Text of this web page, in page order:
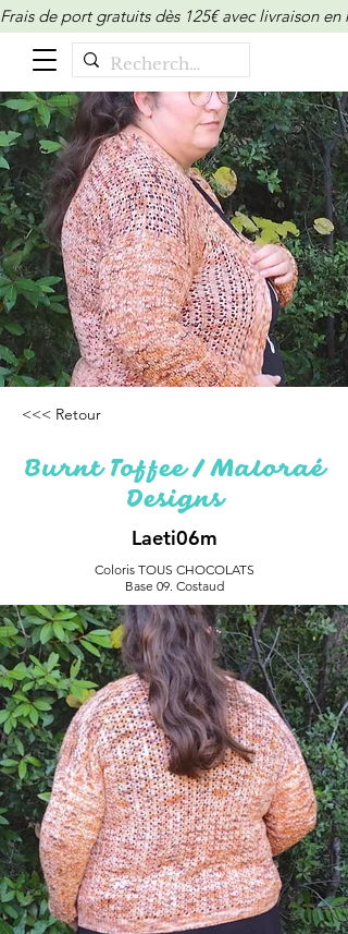
Frais de port gratuits dès 125€ avec livraison
<<< Retour
Burnt Toffee / Maloraé
Designs
Laeti06m
Coloris TOUS CHOCOLATS
Base 09. Costaud